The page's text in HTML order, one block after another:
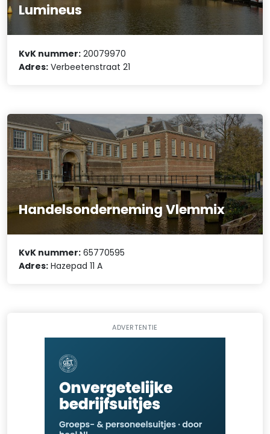
Lumineus
KvK nummer: 20079970
Adres: Verbeetenstraat 21
Handelsonderneming Vlemmix
KvK nummer: 65770595
Adres: Hazepad 11 A
ADVERTENTIE